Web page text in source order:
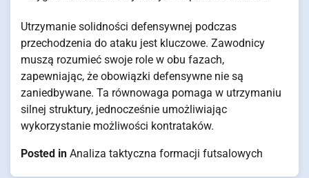
Utrzymanie solidności defensywnej podczas
przechodzenia do ataku jest kluczowe. Zawodnicy
muszą rozumieć swoje role w obu fazach,
zapewniając, że obowiązki defensywne nie są
zaniedbywane. Ta równowaga pomaga w utrzymaniu
silnej struktury, jednocześnie umożliwiając
wykorzystanie możliwości kontrataków.
Posted in Analiza taktyczna formacji futsalowych